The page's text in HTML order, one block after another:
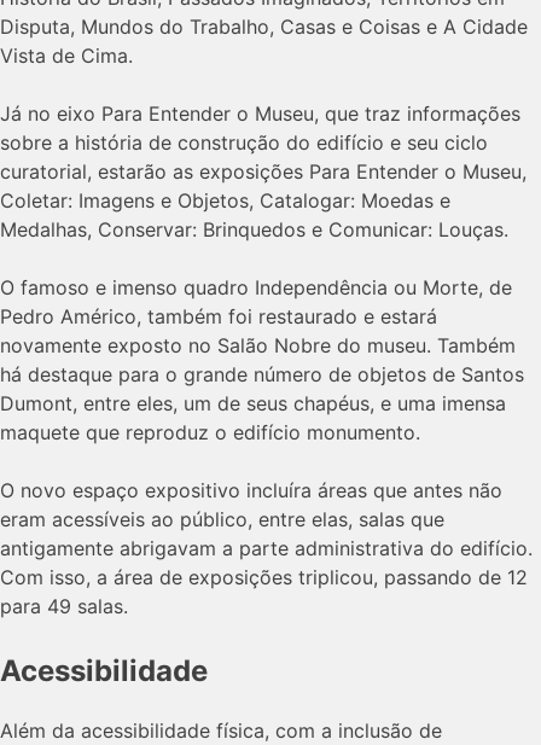
Disputa, Mundos do Trabalho, Casas e Coisas e A Cidade
Vista de Cima.
Já no eixo Para Entender o Museu, que traz informações
sobre a história de construção do edifício e seu ciclo
curatorial, estarão as exposições Para Entender o Museu,
Coletar: Imagens e Objetos, Catalogar: Moedas e
Medalhas, Conservar: Brinquedos e Comunicar: Louças.
O famoso e imenso quadro Independência ou Morte, de
Pedro Américo, também foi restaurado e estará
novamente exposto no Salão Nobre do museu. Também
há destaque para o grande número de objetos de Santos
Dumont, entre eles, um de seus chapéus, e uma imensa
maquete que reproduz o edifício monumento.
O novo espaço expositivo incluíra áreas que antes não
eram acessíveis ao público, entre elas, salas que
antigamente abrigavam a parte administrativa do edifício.
Com isso, a área de exposições triplicou, passando de 12
para 49 salas.
Acessibilidade
Além da acessibilidade física, com a inclusão de